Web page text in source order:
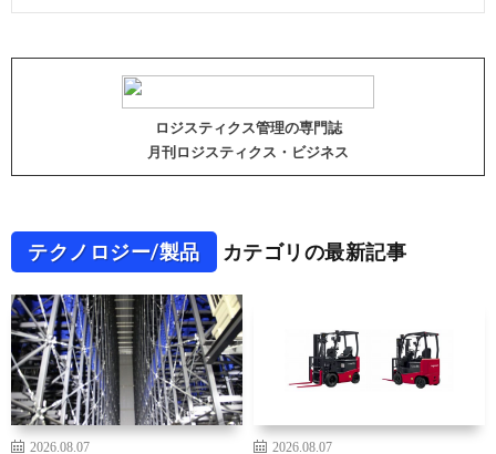
ロジスティクス管理の専門誌
月刊ロジスティクス・ビジネス
テクノロジー/製品 カテゴリの最新記事
2026.08.07
2026.08.07